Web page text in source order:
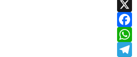
X
Facebook
WhatsApp